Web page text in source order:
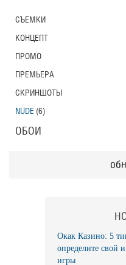
СЪЕМКИ
КОНЦЕПТ
ПРОМО
ПРЕМЬЕРА
СКРИНШОТЫ
NUDE (6)
ОБОИ
Окак Казино: 5
определите свой
игры